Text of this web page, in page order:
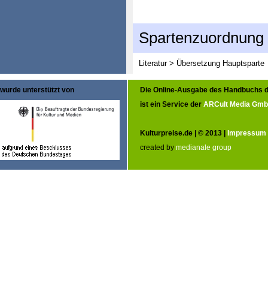
Spartenzuordnung
Literatur > Übersetzung Hauptsparte
wurde unterstützt von
Die Online-Ausgabe des Handbuchs
ist ein Service der ARCult Media
Kulturpreise.de | © 2013 | Impressum
created by medianale group